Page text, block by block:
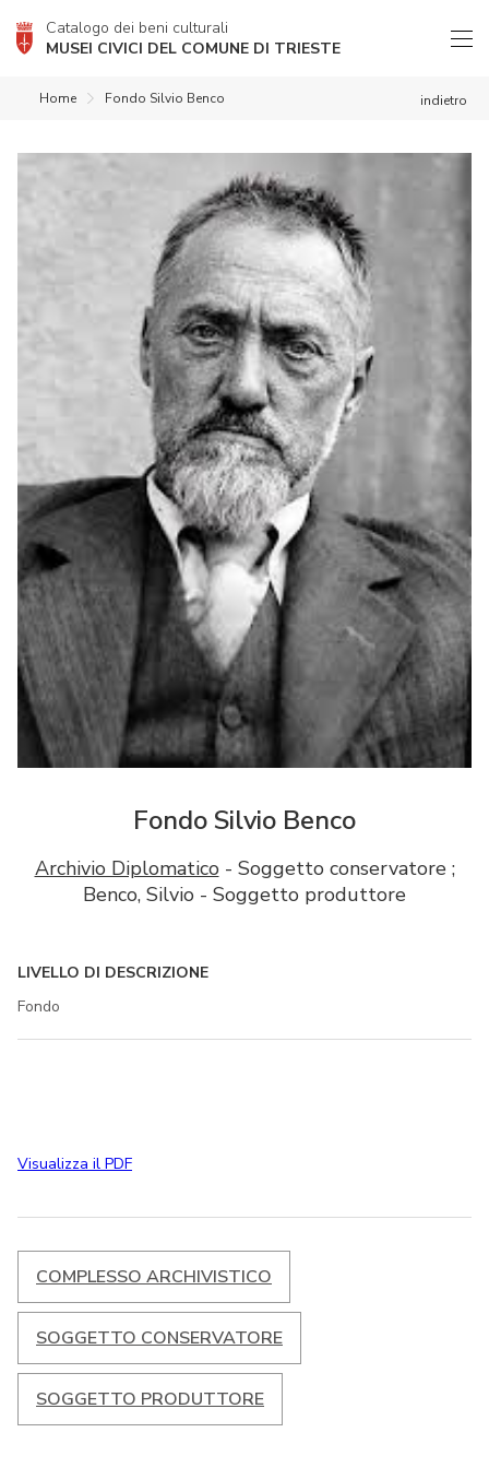
Catalogo dei beni culturali
MUSEI CIVICI DEL COMUNE DI TRIESTE
indietro
Home Fondo Silvio Benco
Fondo Silvio Benco
Archivio Diplomatico- Soggetto conservatore ;
Benco, Silvio - Soggetto produttore
LIVELLO DI DESCRIZIONE
Fondo
Visualizza il PDF
COMPLESSO ARCHIVISTICO
SOGGETTO CONSERVATORE
SOGGETTO PRODUTTORE